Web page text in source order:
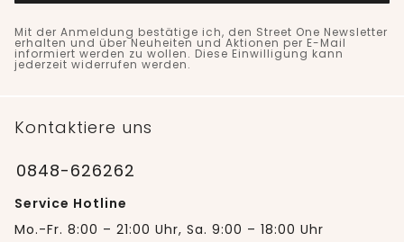
Mit der Anmeldung bestätige ich, den Street One Newsletter
erhalten und über Neuheiten und Aktionen per E-Mail
informiert werden zu wollen. Diese Einwilligung kann
jederzeit widerrufen werden.
Kontaktiere uns
0848-626262
Service Hotline
Mo.-Fr. 8:00 – 21:00 Uhr, Sa. 9:00 – 18:00 Uhr